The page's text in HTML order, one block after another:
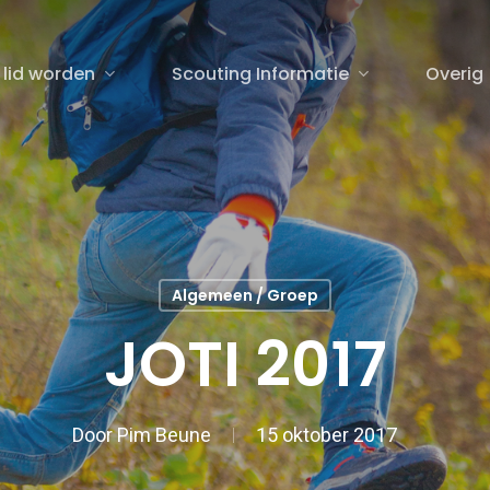
lid worden Scouting Informatie Overig
Algemeen / Groep
JOTI 2017
DoorPim Beune 15 oktober 2017